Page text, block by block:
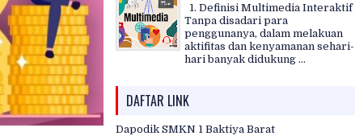
1. Definisi Multimedia Interaktif
Tanpa disadari para
penggunanya, dalam melakuan
aktifitas dan kenyamanan sehari-
hari banyak didukung ...
DAFTAR LINK
Dapodik SMKN 1 Baktiya Barat